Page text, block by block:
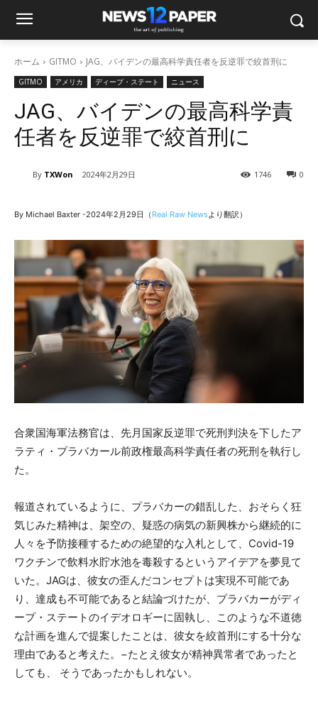
ホーム GITMO JAG、バイデンの最高科学責任者を反逆罪で絞首刑に
GITMO アメリカ ディープ・ステート ニュース
JAG、バイデンの最高科学責
任者を反逆罪で絞首刑に
By TXWon 2024年2月29日 0
1746
By Michael Baxter -2024年2月29日（ Real Raw Newsより翻訳）
合衆国海軍法務官は、先月国家反逆罪で死刑判決を下したア
ラティ・プラバカール前政権最高科学責任者の死刑を執行し
た。
報道されているように、プラバカーの錯乱した、おそらく狂
気じみた精神は、架空の、疑惑の病気の新興株から継続的に
人々を予防接種するための絶望的な入札として、Covid-19
ワクチンで飲料水貯水池を毒殺するというアイデアを夢見て
いた。JAGは、彼女の歪んだコンセプトは実現不可能であ
り、達成も不可能であると結論づけたが、プラバカーがディ
ープ・ステートのイデオロギーに固執し、このような不道徳
な計画を進んで提案したことは、彼女を絞首刑にする十分な
理由であると考えた。−たとえ彼女が精神異常者であったと
しても、 そうであったかもしれない。